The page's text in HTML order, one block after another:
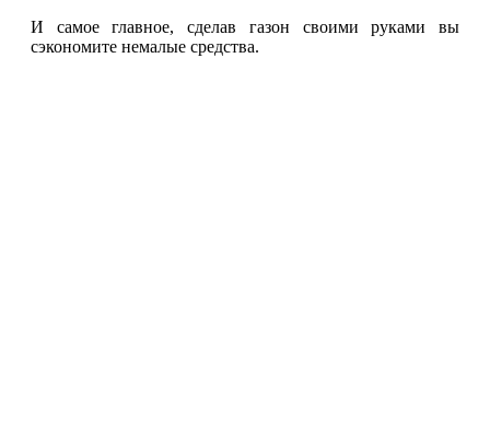
И самое главное, сделав газон своими руками вы
сэкономите немалые средства.